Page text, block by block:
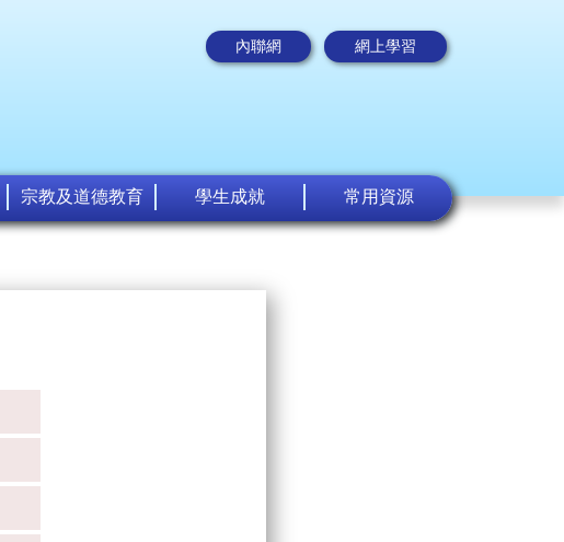
內聯網 網上學習
宗教及道德教育 學生成就 常用資源